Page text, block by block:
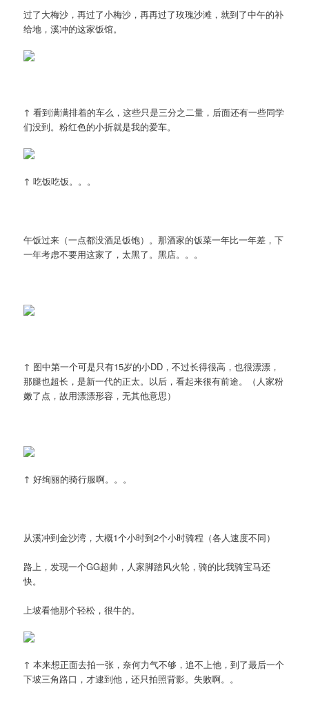
过了大梅沙，再过了小梅沙，再再过了玫瑰沙滩，就到了中午的补
给地，溪冲的这家饭馆。
↑ 看到满满排着的车么，这些只是三分之二量，后面还有一些同学
们没到。粉红色的小折就是我的爱车。
↑ 吃饭吃饭。。。
午饭过来（一点都没酒足饭饱）。那酒家的饭菜一年比一年差，下
一年考虑不要用这家了，太黑了。黑店。。。
↑ 图中第一个可是只有15岁的小DD，不过长得很高，也很漂漂，
那腿也超长，是新一代的正太。以后，看起来很有前途。（人家粉
嫩了点，故用漂漂形容，无其他意思）
↑ 好绚丽的骑行服啊。。。
从溪冲到金沙湾，大概1个小时到2个小时骑程（各人速度不同）
路上，发现一个GG超帅，人家脚踏风火轮，骑的比我骑宝马还
快。
上坡看他那个轻松，很牛的。
↑ 本来想正面去拍一张，奈何力气不够，追不上他，到了最后一个
下坡三角路口，才逮到他，还只拍照背影。失败啊。。